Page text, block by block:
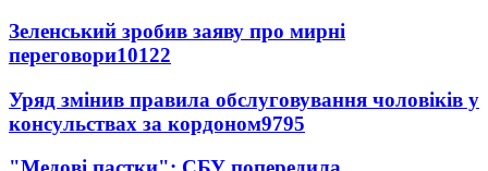
Зеленський зробив заяву про мирні
переговори10122
Уряд змінив правила обслуговування чоловіків у
консульствах за кордоном9795